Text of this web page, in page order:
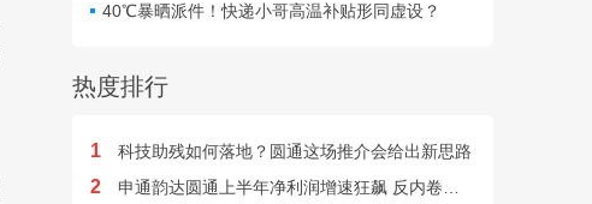
40℃暴晒派件！快递小哥高温补贴形同虚设？
热度排行
1 科技助残如何落地？圆通这场推介会给出新思路
2 申通韵达圆通上半年净利润增速狂飙 反内卷效果显现